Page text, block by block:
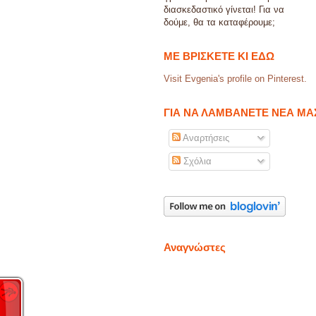
διασκεδαστικό γίνεται! Για να
δούμε, θα τα καταφέρουμε;
ΜΕ ΒΡΙΣΚΕΤΕ ΚΙ ΕΔΩ
Visit Evgenia's profile on Pinterest.
ΓΙΑ ΝΑ ΛΑΜΒΑΝΕΤΕ ΝΕΑ
Αναρτήσεις
Σχόλια
Αναγνώστες